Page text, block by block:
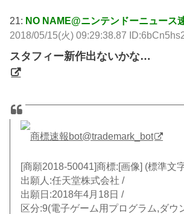
21: NO NAME@ニンテンドーニュース
2018/05/15(火) 09:29:38.87
スタフィー新作出ないかな…
商標速報bot@trademark_bot
[商願2018-50041]商標:[画像] (標準文
出願人:任天堂株式会社 /
出願日:2018年4月18日 /
区分:9(電子ゲーム用プログラム,ダウ